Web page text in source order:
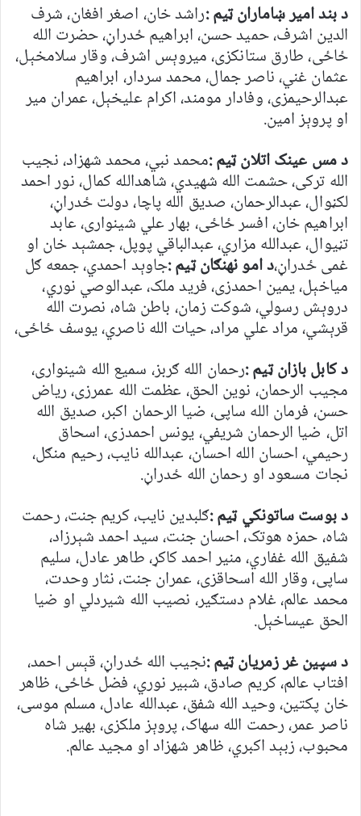
د بند امير ښاماران ټيم :راشد خان، اصغر افغان، شرف
الدين اشرف، حميد حسن، ابراهيم ځدراڼ، حضرت الله
ځاځى، طارق ستانکزى، ميروېس اشرف، وقار سلامخېل،
عثمان غني، ناصر جمال، محمد سردار، ابراهيم
عبدالرحيمزى، وفادار مومند، اکرام عليخېل، عمران مير
او پروېز امين.
د مس عينک اتلان ټيم :محمد نبي، محمد شهزاد، نجيب
الله ترکى، حشمت الله شهيدي، شاهدالله کمال، نور احمد
لکڼوال، عبدالرحمان، صديق الله پاچا، دولت ځدراڼ،
ابراهيم خان، افسر ځاځى، بهار علي شينوارى، عابد
تڼيوال، عبدالله مزاري، عبدالباقي پوپل، جمشېد خان او
غمى ځدراڼ،د امو نهنګان ټيم :جاوېد احمدي، جمعه ګل
مياخېل، يمين احمدزى، فريد ملک، عبدالوصي نوري،
دروېش رسولي، شوکت زمان، باطن شاه، نصرت الله
قرېشي، مراد علي مراد، حيات الله ناصري، يوسف ځاځى،
د کابل بازان ټيم :رحمان الله ګربز، سميع الله شينوارى،
مجيب الرحمان، نوين الحق، عظمت الله عمرزى، رياض
حسن، فرمان الله ساپى، ضيا الرحمان اکبر، صديق الله
اتل، ضيا الرحمان شريفي، يونس احمدزى، اسحاق
رحيمي، احسان الله احسان، عبدالله نايب، رحيم منګل،
نجات مسعود او رحمان الله ځدراڼ.
د بوست ساتونکي ټيم :ګلبدين نايب، کريم جنت، رحمت
شاه، حمزه هوتک، احسان جنت، سيد احمد شېرزاد،
شفيق الله غفاري، منير احمد کاکړ، طاهر عادل، سليم
ساپى، وقار الله اسحاقزى، عمران جنت، نثار وحدت،
محمد عالم، غلام دستګير، نصيب الله شيردلي او ضيا
الحق عيساخېل.
د سپين غر زمريان ټيم :نجيب الله ځدراڼ، قېس احمد،
افتاب عالم، کريم صادق، شبير نوري، فضل ځاځى، ظاهر
خان پکتين، وحيد الله شفق، عبدالله عادل، مسلم موسى،
ناصر عمر، رحمت الله سهاک، پروېز ملکزى، بهير شاه
محبوب، زبېد اکبري، ظاهر شهزاد او مجيد عالم.